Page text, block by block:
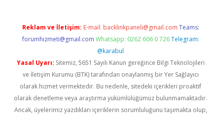
Reklam ve İletişim: E-mail: backlinkpaneli@gmail.com Teams:
forumhizmeti@gmail.com Whatsapp: 0262 606 0 726 Telegram:
@karabul
Yasal Uyarı: Sitemiz, 5651 Sayılı Kanun gereğince Bilgi Teknolojileri
ve İletişim Kurumu (BTK) tarafından onaylanmış bir Yer Sağlayıcı
olarak hizmet vermektedir. Bu nedenle, sitedeki içerikleri proaktif
olarak denetleme veya araştırma yükümlülüğümüz bulunmamaktadır.
Ancak, üyelerimiz yazdıkları içeriklerin sorumluluğunu taşımakta olup,